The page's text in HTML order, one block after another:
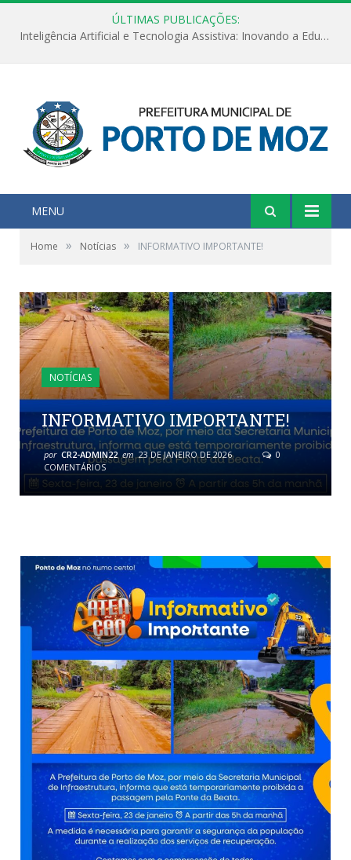
ÚLTIMAS PUBLICAÇÕES:
Inteligência Artificial e Tecnologia Assistiva: Inovando a Educação Especial e Inclusiva
MENU
Home » Notícias » INFORMATIVO IMPORTANTE!
NOTÍCIAS
INFORMATIVO IMPORTANTE!
por CR2-ADMIN22 em 23 DE JANEIRO DE 2026
0
COMENTÁRIOS